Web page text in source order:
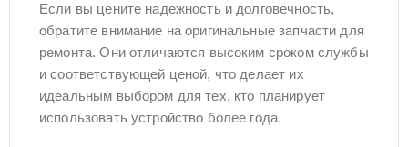
Если вы цените надежность и долговечность,
обратите внимание на оригинальные запчасти для
ремонта. Они отличаются высоким сроком службы
и соответствующей ценой, что делает их
идеальным выбором для тех, кто планирует
использовать устройство более года.